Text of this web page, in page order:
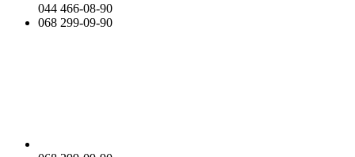
044 466-08-90
068 299-09-90